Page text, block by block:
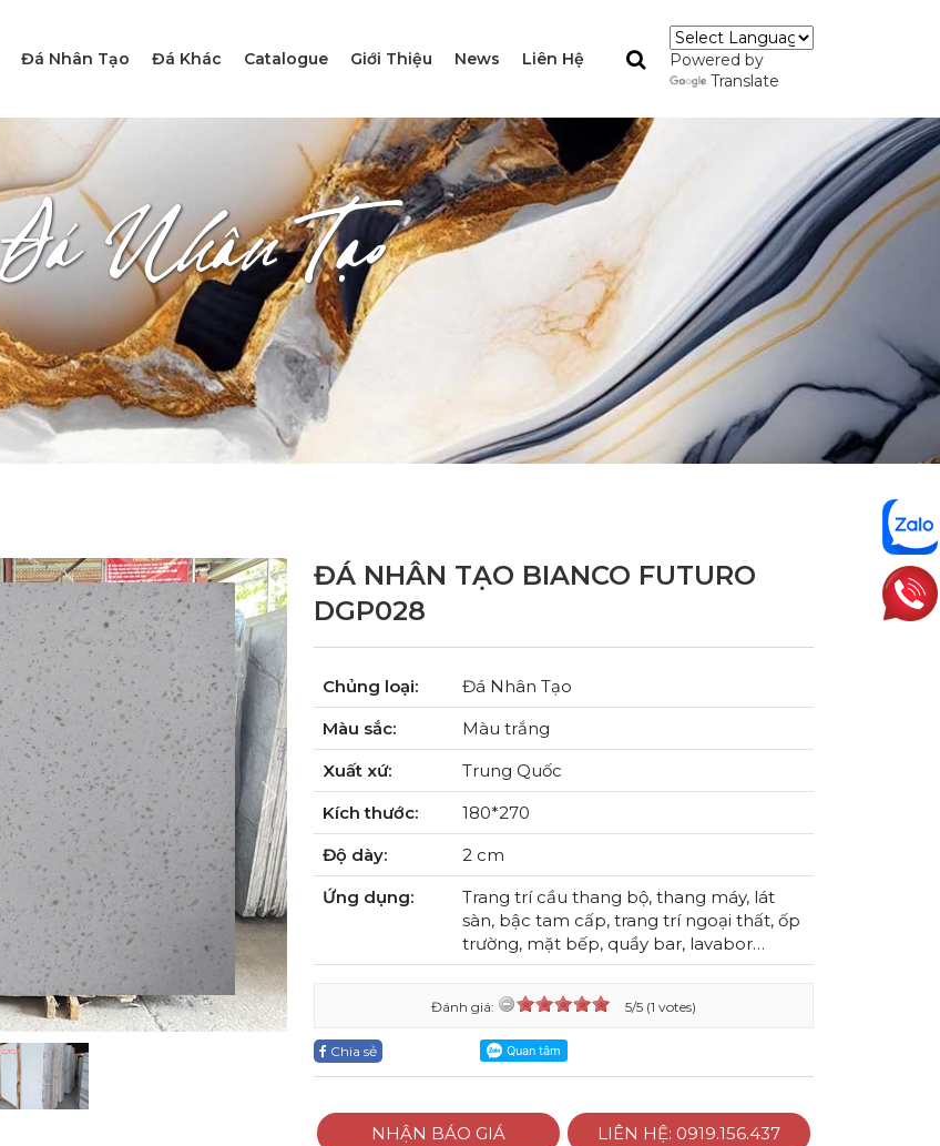
Đá Nhân Tạo Đá Khác Catalogue Giới Thiệu News Liên Hệ
Powered by
Translate
Đá Nhân Tạo
Next
ĐÁ NHÂN TẠO BIANCO FUTURO
DGP028
Chủng loại:
Đá Nhân Tạo
Màu sắc:
Màu trắng
Xuất xứ:
Trung Quốc
Kích thước:
180*270
Độ dày:
2 cm
Ứng dụng:
Trang trí cầu thang bộ, thang máy, lát
sàn, bậc tam cấp, trang trí ngoại thất, ốp
trường, mặt bếp, quầy bar, lavabor…
Đánh giá: 5/5 (1 votes)
Chia sẻ
NHẬN BÁO GIÁ LIÊN HỆ: 0919.156.437